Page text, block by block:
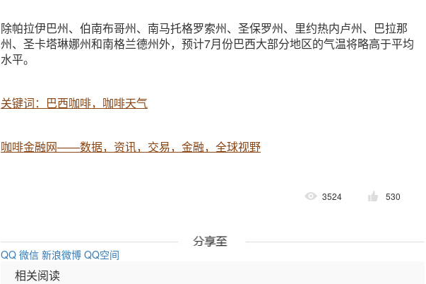
除帕拉伊巴州、伯南布哥州、南马托格罗索州、圣保罗州、里约热内卢州、巴拉那
州、圣卡塔琳娜州和南格兰德州外，预计7月份巴西大部分地区的气温将略高于平均
水平。
关键词：巴西咖啡，咖啡天气
咖啡金融网——数据，资讯，交易，金融，全球视野
3524 530
QQ 微信 新浪微博 QQ空间
相关阅读